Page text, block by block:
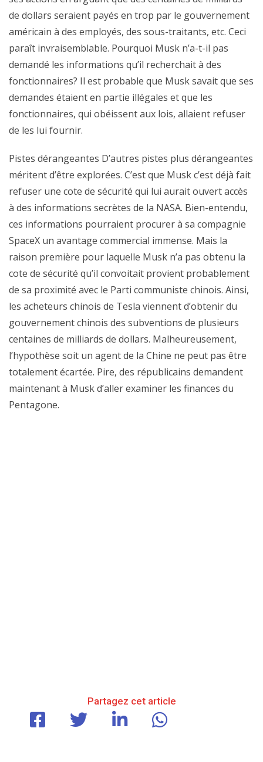
de dollars seraient payés en trop par le gouvernement
américain à des employés, des sous-traitants, etc. Ceci
paraît invraisemblable. Pourquoi Musk n’a-t-il pas
demandé les informations qu’il recherchait à des
fonctionnaires? Il est probable que Musk savait que ses
demandes étaient en partie illégales et que les
fonctionnaires, qui obéissent aux lois, allaient refuser
de les lui fournir.
Pistes dérangeantes D’autres pistes plus dérangeantes
méritent d’être explorées. C’est que Musk c’est déjà fait
refuser une cote de sécurité qui lui aurait ouvert accès
à des informations secrètes de la NASA. Bien-entendu,
ces informations pourraient procurer à sa compagnie
SpaceX un avantage commercial immense. Mais la
raison première pour laquelle Musk n’a pas obtenu la
cote de sécurité qu’il convoitait provient probablement
de sa proximité avec le Parti communiste chinois. Ainsi,
les acheteurs chinois de Tesla viennent d’obtenir du
gouvernement chinois des subventions de plusieurs
centaines de milliards de dollars. Malheureusement,
l’hypothèse soit un agent de la Chine ne peut pas être
totalement écartée. Pire, des républicains demandent
maintenant à Musk d’aller examiner les finances du
Pentagone.
Partagez cet article